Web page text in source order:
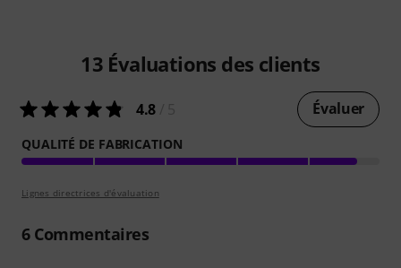
13 Évaluations des clients
4.8 Évaluer
QUALITÉ DE FABRICATION
Lignes directrices d'évaluation
6Commentaires